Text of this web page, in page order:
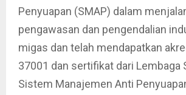
Penyuapan (SMAP) dalam
pengawasan dan pengendalian
migas dan telah mendapatkan
37001 dan sertifikat dari Lembaga
Sistem Manajemen Anti